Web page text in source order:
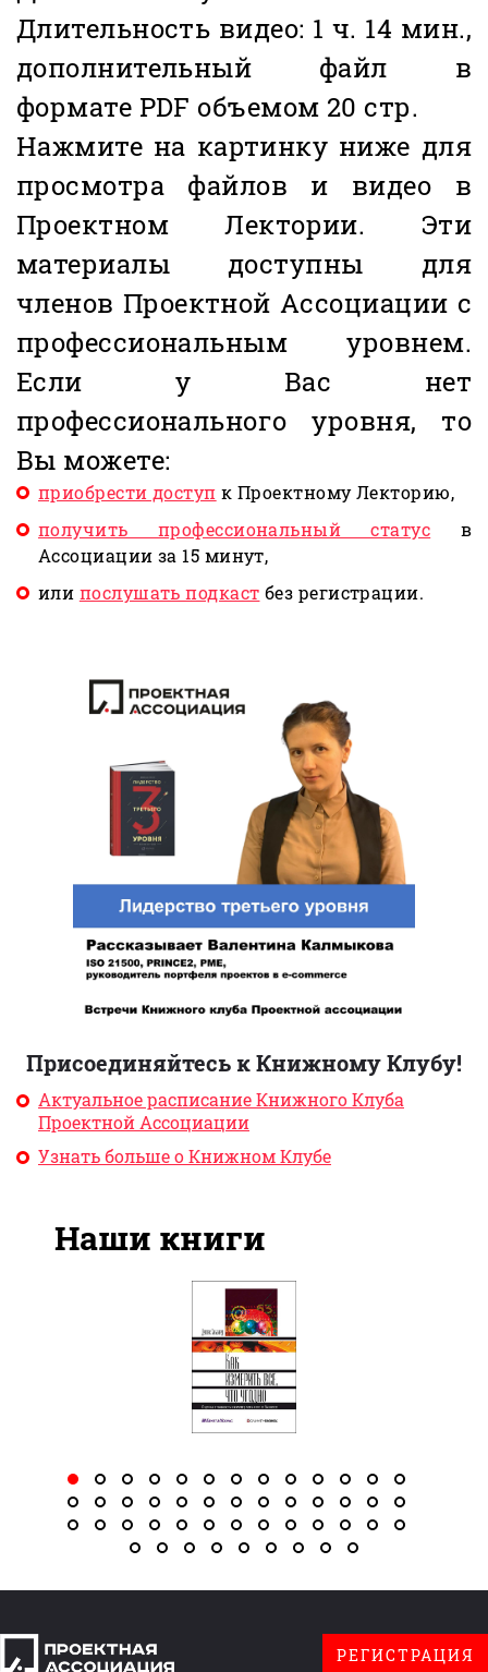
Длительность видео: 1 ч. 14 мин.,
дополнительный файл в
формате PDF объемом 20 стр.
Нажмите на картинку ниже для
просмотра файлов и видео в
Проектном Лектории. Эти
материалы доступны для
членов Проектной Ассоциации с
профессиональным уровнем.
Если у Вас нет
профессионального уровня, то
Вы можете:
приобрести доступ к Проектному Лекторию,
получить профессиональный статус в
Ассоциации за 15 минут,
или послушать подкаст без регистрации.
Присоединяйтесь к Книжному Клубу!
Актуальное расписание Книжного Клуба
Проектной Ассоциации
Узнать больше о Книжном Клубе
Наши книги
РЕГИСТРАЦИЯ